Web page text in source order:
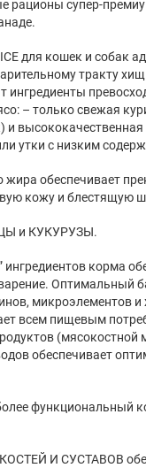
рационы супер-
для кошек и собак
тракту
ингредиенты
– только свежая
и высококачественная
утки с низким
жира обеспечивает
кожу и блестящую
и КУКУРУЗЫ.
ингредиентов корма
Оптимальный
микроэлементов и
всем пищевым
(мясокостной
обеспечивает
функциональный
И СУСТАВОВ